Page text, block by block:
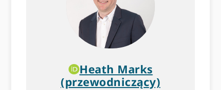
Heath Marks
(przewodniczący)